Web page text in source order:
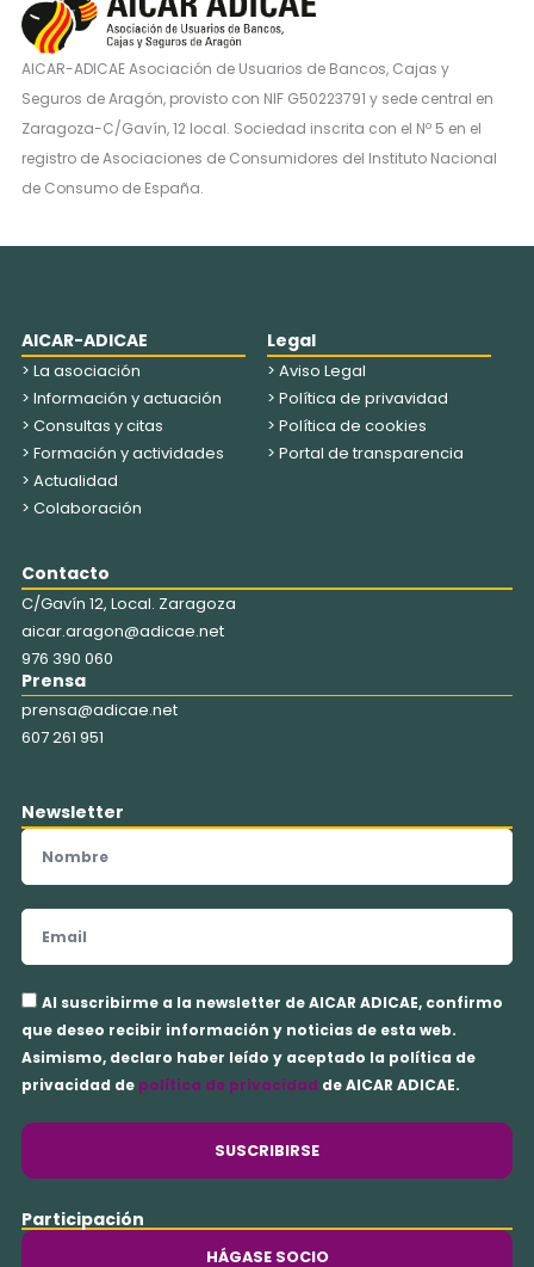
AICAR-ADICAE Asociación de Usuarios de Bancos, Cajas y
Seguros de Aragón, provisto con NIF G50223791 y sede central en
Zaragoza-C/Gavín, 12 local. Sociedad inscrita con el Nº 5 en el
registro de Asociaciones de Consumidores del Instituto Nacional
de Consumo de España.
AICAR-ADICAE
> La asociación
> Información y actuación
> Consultas y citas
> Formación y actividades
> Actualidad
> Colaboración
Legal
> Aviso Legal
> Política de privavidad
> Política de cookies
> Portal de transparencia
Contacto
C/Gavín 12, Local. Zaragoza
aicar.aragon@adicae.net
976 390 060
Prensa
prensa@adicae.net
607 261 951
Newsletter
Nombre
Email
Aceptación
privacidad
Al suscribirme a la newsletter de AICAR ADICAE, confirmo
que deseo recibir información y noticias de esta web.
Asimismo, declaro haber leído y aceptado la política de
privacidad de política de privacidad de AICAR ADICAE.
SUSCRIBIRSE
Participación
HÁGASE SOCIO